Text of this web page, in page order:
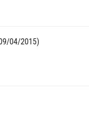
04/2015)